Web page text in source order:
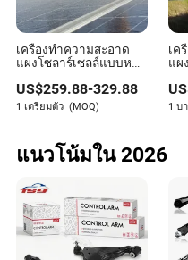
ไคลีห์ เรด เป็นนักเขียนที่
อุตสาหกรรมการผลิตและ
ของเธออยู่ที่การจัดหาชิ้
สนับสนุนการบำรุงรักษา
เครื่องทำความสะอาด
แผงโซลาร์เซลล์แบบหมุน
คู่ แปรงทำความสะอาด
โซลาร์จากผู้ผลิตต้นฉบับ
US$259.88-329.88
1 เตรียมตัว (MOQ)
เค
แผ
สู
ทำ
ลา
ท
1 บ
แนวโน้มใน 2026